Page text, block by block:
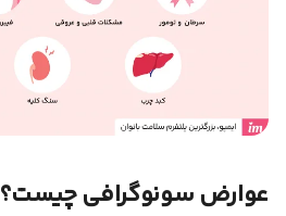
عوارض سونوگرافی چیست؟